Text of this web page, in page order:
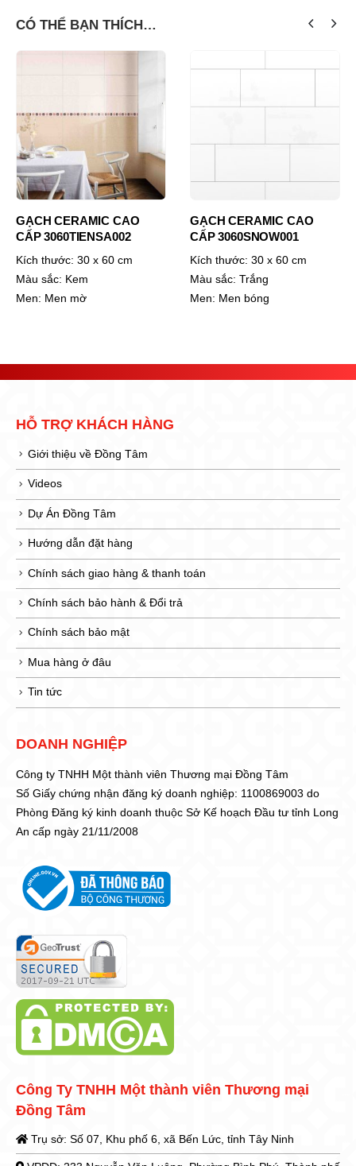
CÓ THỂ BẠN THÍCH…
GẠCH CERAMIC CAO
CẤP 3060TIENSA002
Kích thước: 30 x 60 cm
Màu sắc: Kem
Men: Men mờ
GẠCH CERAMIC CAO
CẤP 3060SNOW001
Kích thước: 30 x 60 cm
Màu sắc: Trắng
Men: Men bóng
HỖ TRỢ KHÁCH HÀNG
Giới thiệu về Đồng Tâm
Videos
Dự Án Đồng Tâm
Hướng dẫn đặt hàng
Chính sách giao hàng & thanh toán
Chính sách bảo hành & Đổi trả
Chính sách bảo mật
Mua hàng ở đâu
Tin tức
DOANH NGHIỆP
Công ty TNHH Một thành viên Thương mại Đồng Tâm
Số Giấy chứng nhận đăng ký doanh nghiệp: 1100869003 do
Phòng Đăng ký kinh doanh thuộc Sở Kế hoạch Đầu tư tỉnh Long
An cấp ngày 21/11/2008
Công Ty TNHH Một thành viên Thương mại
Đồng Tâm
Trụ sở: Số 07, Khu phố 6, xã Bến Lức, tỉnh Tây Ninh